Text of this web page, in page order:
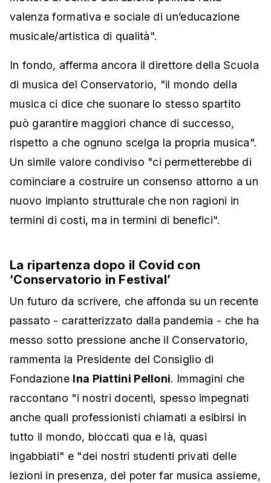
valenza formativa e sociale di un’educazione
musicale/artistica di qualità".
In fondo, afferma ancora il direttore della Scuola
di musica del Conservatorio, "il mondo della
musica ci dice che suonare lo stesso spartito
può garantire maggiori chance di successo,
rispetto a che ognuno scelga la propria musica".
Un simile valore condiviso "ci permetterebbe di
cominciare a costruire un consenso attorno a un
nuovo impianto strutturale che non ragioni in
termini di costi, ma in termini di benefici".
La ripartenza dopo il Covid con
‘Conservatorio in Festival’
Un futuro da scrivere, che affonda su un recente
passato - caratterizzato dalla pandemia - che ha
messo sotto pressione anche il Conservatorio,
rammenta la Presidente del Consiglio di
Fondazione Ina Piattini Pelloni. Immagini che
raccontano "i nostri docenti, spesso impegnati
anche quali professionisti chiamati a esibirsi in
tutto il mondo, bloccati qua e là, quasi
ingabbiati" e "dei nostri studenti privati delle
lezioni in presenza, del poter far musica assieme,